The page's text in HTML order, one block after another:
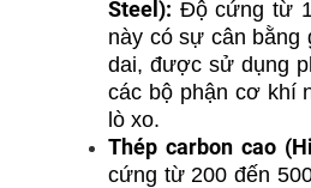
Steel): Độ cứng từ
này có sự cân bằng
dai, được sử dụng
các bộ phận cơ khí
lò xo.
Thép carbon cao
cứng từ 200 đến